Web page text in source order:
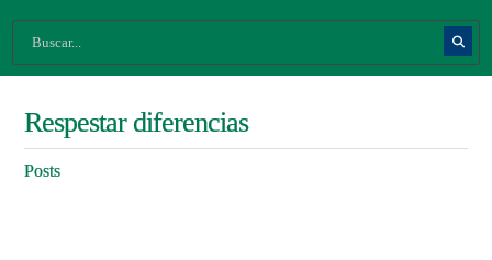
Respestar diferencias
Posts